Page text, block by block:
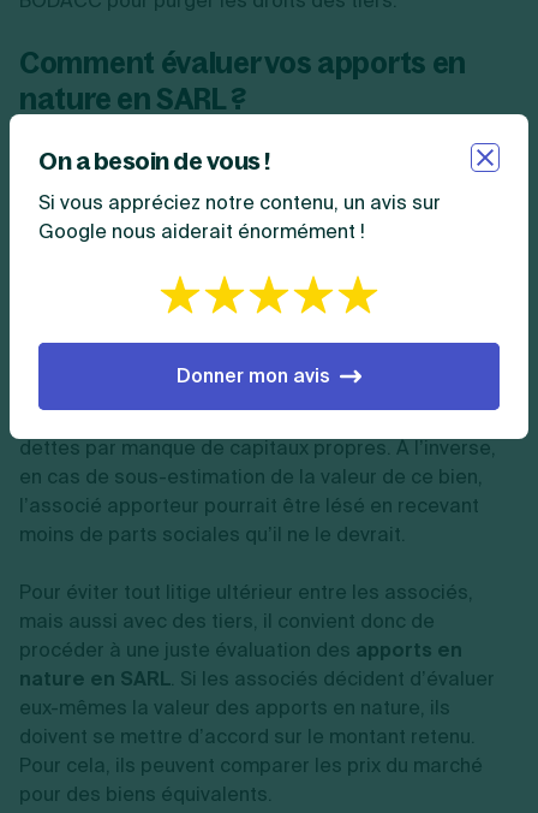
Comment évaluer vos apports en
nature en SARL ?
L’apport en nature porte sur un bien. Par conséquent,
la valorisation du bien apporté est essentielle
puisqu’elle permet de déterminer lemontant du
capital social de la SARL
et d’attribuer un certain
nombre de parts sociales à l’associé qui apporte le
De plus, en cas de surestimation de la valeur du bien,
dettes par manque de capitaux propres. À l’inverse,
en cas de sous-estimation de la valeur de ce bien,
l’associé apporteur pourrait être lésé en recevant
moins de parts sociales qu’il ne le devrait.
Pour éviter tout litige ultérieur entre les associés,
mais aussi avec des tiers, il convient donc de
procéder à une juste évaluation des apports en
nature en SARL. Si les associés décident d’évaluer
eux-mêmes la valeur des apports en nature, ils
doivent se mettre d’accord sur le montant retenu.
Pour cela, ils peuvent comparer les prix du marché
pour des biens équivalents.
On a besoin de vous !
Si vous appréciez notre contenu, un avis sur
Google nous aiderait énormément !
Donner mon avis